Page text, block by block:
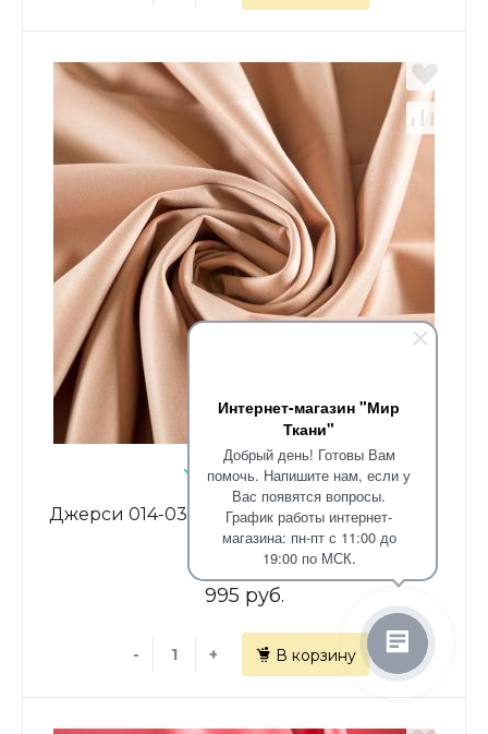
Интернет-магазин "Мир
Ткани"
Добрый день! Готовы Вам
помочь. Напишите нам, если у
Вас появятся вопросы.
График работы интернет-
магазина: пн-пт с 11:00 до
19:00 по МСК.
В наличии: 17.1
Джерси 014-03628 телесный однотонный
995 руб.
- + В корзину